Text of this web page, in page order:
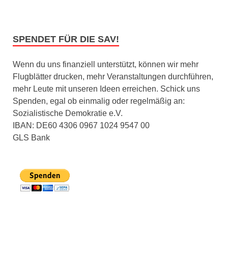
SPENDET FÜR DIE SAV!
Wenn du uns finanziell unterstützt, können wir mehr
Flugblätter drucken, mehr Veranstaltungen durchführen,
mehr Leute mit unseren Ideen erreichen. Schick uns
Spenden, egal ob einmalig oder regelmäßig an:
Sozialistische Demokratie e.V.
IBAN: DE60 4306 0967 1024 9547 00
GLS Bank